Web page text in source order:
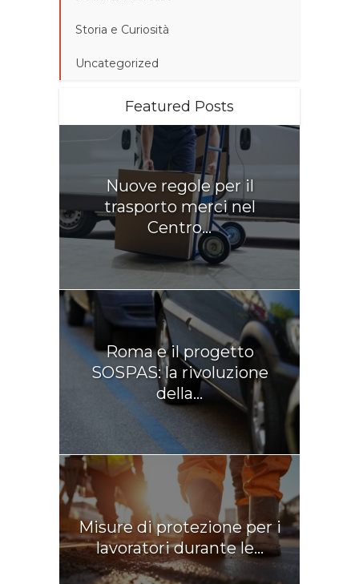
Storia e Curiosità
Uncategorized
Featured Posts
Nuove regole per il
trasporto merci nel
Centro...
Roma e il progetto
SOSPAS: la rivoluzione
della...
Misure di protezione per i
lavoratori durante le...